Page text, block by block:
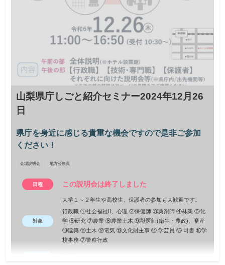
リア体験談・職種別業務説明等とあわせて、県の試験制度の説明
も行います。ぜひご参加ください！ ※令和７年度は試験制度が大
山梨県庁しごと紹介セミナー2024年12月26
日
県庁を身近に感じる貴重な機会ですので是非ご参加
ください！
会場説明会 地方公務員
日程 この説明会は終了しました
対象
大学１～２年生や高校生、保護者の参加も大歓迎です。
行政職 ①社会福祉II、心理 ②保健師 ③薬剤師 ④林業 ⑤化
学 ⑥研究 ⑦農業 ⑧農業土木 ⑨獣医師(衛生・農政)、畜産
⑩建築 ⑪土木 ⑫電気 ⑬文化財主事 ⑭ 学芸員 ⑮ 司書 ⑯学
校事務 ⑦警察行政